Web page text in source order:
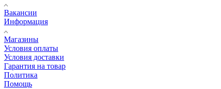
Вакансии
Информация
Магазины
Условия оплаты
Условия доставки
Гарантия на товар
Политика
Помощь